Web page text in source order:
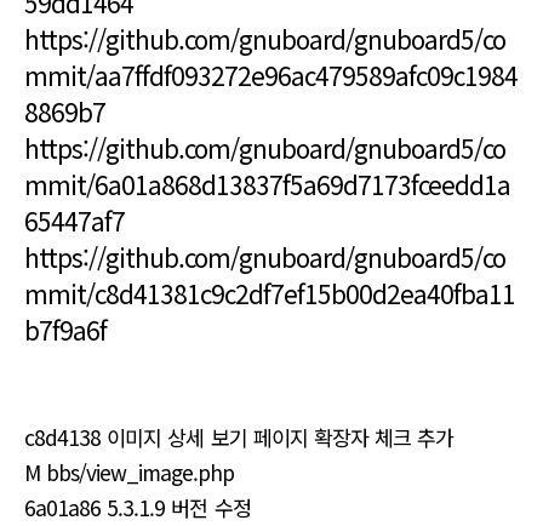
https://github.com/gnuboard/gnuboard5/co
mmit/aa7ffdf093272e96ac479589afc09c1984
8869b7
https://github.com/gnuboard/gnuboard5/co
mmit/6a01a868d13837f5a69d7173fceedd1a
65447af7
https://github.com/gnuboard/gnuboard5/co
mmit/c8d41381c9c2df7ef15b00d2ea40fba11
b7f9a6f
c8d4138 이미지 상세 보기 페이지 확장자 체크 추가
M bbs/view_image.php
6a01a86 5.3.1.9 버전 수정